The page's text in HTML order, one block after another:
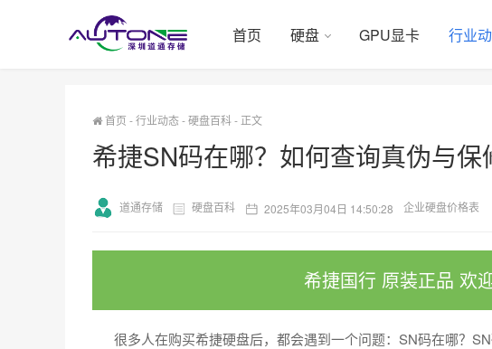
首页 硬盘 GPU显卡 行业
首页 -行业动态-硬盘百科- 正文
希捷SN码在哪？如何查询真伪与保
道通存储 硬盘百科 2025年03月04日 14:50:28 企业硬盘价格表
希捷国行 原装正品 欢
很多人在购买希捷硬盘后，都会遇到一个问题：SN码在哪？SN